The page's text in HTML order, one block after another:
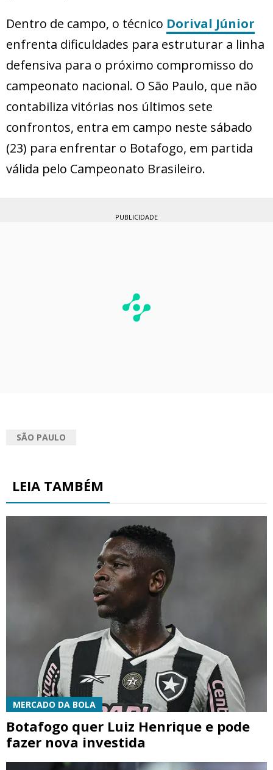
Dentro de campo, o técnico Dorival Júnior
enfrenta dificuldades para estruturar a linha
defensiva para o próximo compromisso do
campeonato nacional. O São Paulo, que não
contabiliza vitórias nos últimos sete
confrontos, entra em campo neste sábado
(23) para enfrentar o Botafogo, em partida
válida pelo Campeonato Brasileiro.
PUBLICIDADE
SÃO PAULO
LEIA TAMBÉM
MERCADO DA BOLA
Botafogo quer Luiz Henrique e pode
fazer nova investida